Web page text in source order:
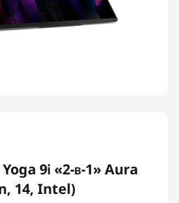
9i «2-в-1» Aura
14, Intel)